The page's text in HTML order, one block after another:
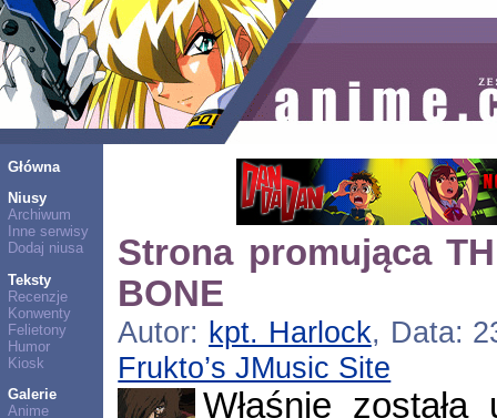
Główna
Niusy
Archiwum
Inne serwisy
Dodaj niusa
Teksty
Recenzje
Konwenty
Felietony
Humor
Kiosk
Galerie
Anime
Strona promująca
BONE
Autor: kpt. Harlock, Data:
Frukto’s JMusic Site
Właśnie